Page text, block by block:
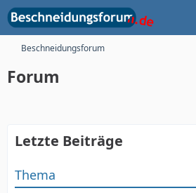
Beschneidungsforum
Forum
Letzte Beiträge
Thema